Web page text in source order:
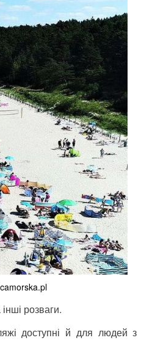
розваги.
доступні й для людей з